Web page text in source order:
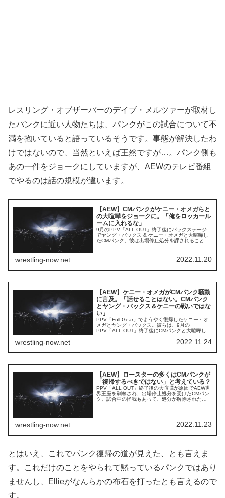
レスリング・オブザーバーのデイブ・メルツァーが取材し
たパンクに近い人物たちは、パンクがこの試合について不
満を抱いていると語っているそうです。事態が解決したわ
けではないので、当然といえば王然ですが…。パンク側も
あの一件をジョークにしていますが、AEWのテレビ番組
でやるのは話の規模が違います。
【AEW】CMパンクがケニー・オメガらと
の大喧嘩をジョークに。「俺をロッカール
ームに入れるな」
9月のPPV「ALL OUT」終了後にバックステージ
でヤング・バックス & ケニー・オメガと大喧嘩し
たCMパンク。彼は出場停止処分を課されることに
契約を買い取って退団することが予想されていま
す。AEWでの活動は停止したままですが、団体の
wrestling-now.net 2022.11.20
【AEW】ケニー・オメガがCMパンク騒動
に言及。「話せることはない。CMパンク
とヤング・バックス＆ケニーの戦いではな
い」
PPV「Full Gear」でようやく復帰したケニー・オ
メガとヤング・バックス。彼らは、9月の
PPV「ALL OUT」終了後にCMパンクと大喧嘩し、
ものの、パンクは退団が有力視されています。こ
が、基本的にはパンク側に非があることを証明す
wrestling-now.net 2022.11.24
【AEW】ロースターの多くはCMパンクが
「復帰するべきではない」と考えている？
PPV「ALL OUT」終了後の大喧嘩が原因でAEW世
界王座を剥奪され、出場停止処分を受けたCMパン
ク。試合中の怪我もあって、処分が解除されたと
を買い取って退団することが有力視されていま
す。2021年夏に入団した時はポジティブ...
wrestling-now.net 2022.11.23
とはいえ、これでパンク復帰の道が見えた、とも言えま
す。これだけのことをやられて黙っているパンクではあり
ませんし、Ellieがなんらかの布石を打ったとも言えるので
す。